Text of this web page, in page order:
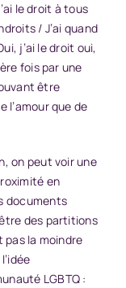
le droit à tous
/ J’ai quand
j’ai le droit oui,
fois par une
être
que de
on peut voir une
en
documents
des partitions
pas la moindre
LGBTQ :